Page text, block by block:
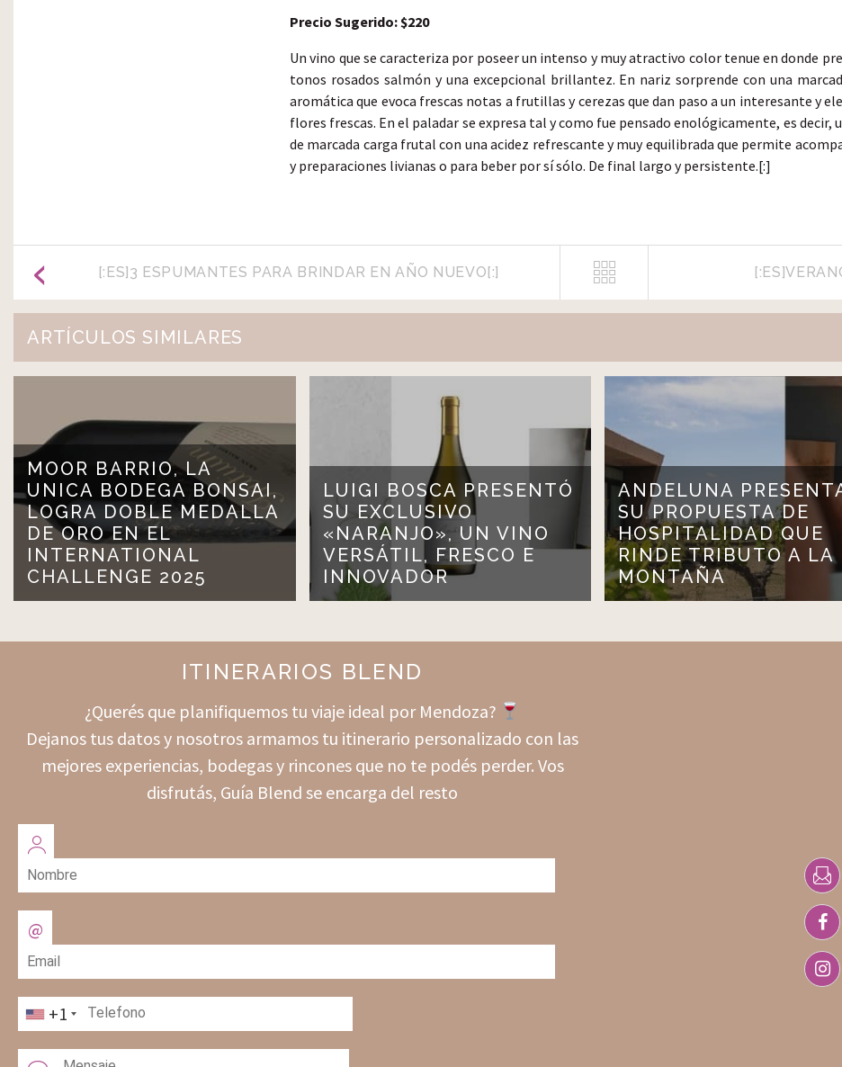
Precio Sugerido: $220
Un vino que se caracteriza por poseer un intenso y muy atractivo color tenue en donde
tonos rosados salmón y una excepcional brillantez. En nariz sorprende con una
aromática que evoca frescas notas a frutillas y cerezas que dan paso a un interesante y
flores frescas. En el paladar se expresa tal y como fue pensado enológicamente, es decir,
de marcada carga frutal con una acidez refrescante y muy equilibrada que permite
y preparaciones livianas o para beber por sí sólo. De final largo y persistente.[:]
[:ES]3 ESPUMANTES PARA BRINDAR EN AÑO NUEVO[:]
ARTÍCULOS SIMILARES
MOOR BARRIO, LA
UNICA BODEGA BONSAI,
LOGRA DOBLE MEDALLA
DE ORO EN EL
INTERNATIONAL
CHALLENGE 2025
LUIGI BOSCA PRESENTÓ
SU EXCLUSIVO
«NARANJO», UN VINO
VERSÁTIL, FRESCO E
INNOVADOR
ANDELUNA
SU PROPUESTA DE
HOSPITALIDAD QUE
RINDE TRIBUTO A LA
MONTAÑA
ITINERARIOS BLEND
¿Querés que planifiquemos tu viaje ideal por Mendoza?
Dejanos tus datos y nosotros armamos tu itinerario personalizado con las
mejores experiencias, bodegas y rincones que no te podés perder. Vos
disfrutás, Guía Blend se encarga del resto
+1